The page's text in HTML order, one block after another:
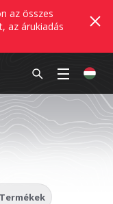
az összes
az árukiadás
Termékek